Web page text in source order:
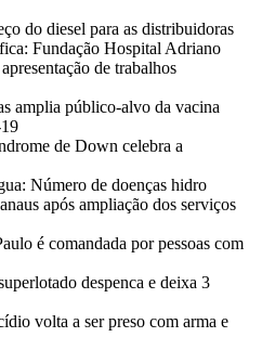
do diesel para as distribuidoras
Fundação Hospital Adriano
de trabalhos
amplia público-alvo da vacina
de Down celebra a
Número de doenças hidro
após ampliação dos serviços
é comandada por pessoas com
despenca e deixa 3
volta a ser preso com arma e